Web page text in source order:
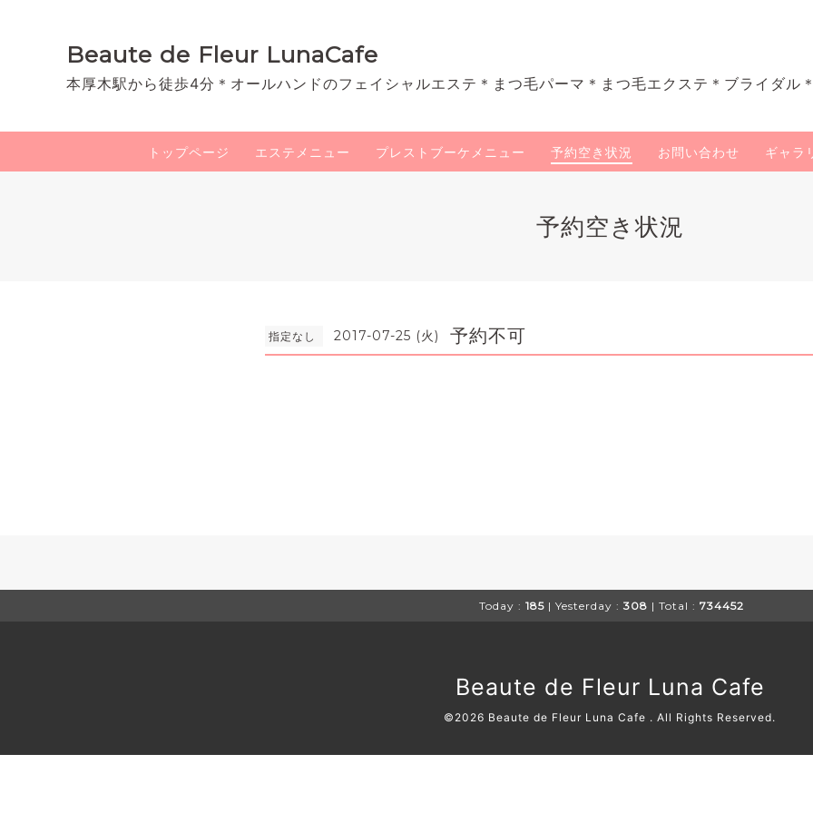
Beaute de Fleur LunaCafe
本厚木駅から徒歩4分＊オールハンドのフェイシャルエステ＊まつ毛パーマ＊まつ毛エクステ＊ブライダル
トップページ エステメニュー プレストブーケメニュー 予約空き状況 お問い合わせ ギャラ
予約空き状況
指定なし 2017-07-25 (火) 予約不可
Today : 185 | Yesterday : 308 | Total : 734452
Beaute de Fleur Luna Cafe
©2026 Beaute de Fleur Luna Cafe . All Rights Reserved.